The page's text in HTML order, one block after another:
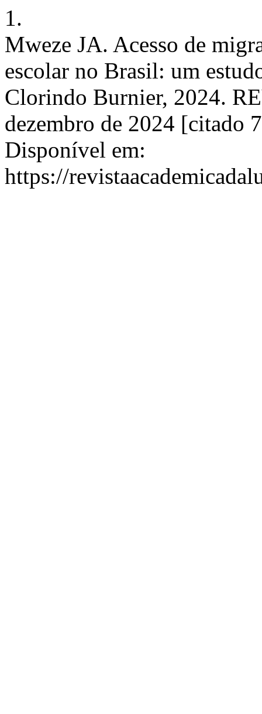
1.
Mweze JA. Acesso de
escolar no Brasil: um
Clorindo Burnier, 2024.
dezembro de 2024 [citado
Disponível em:
https://